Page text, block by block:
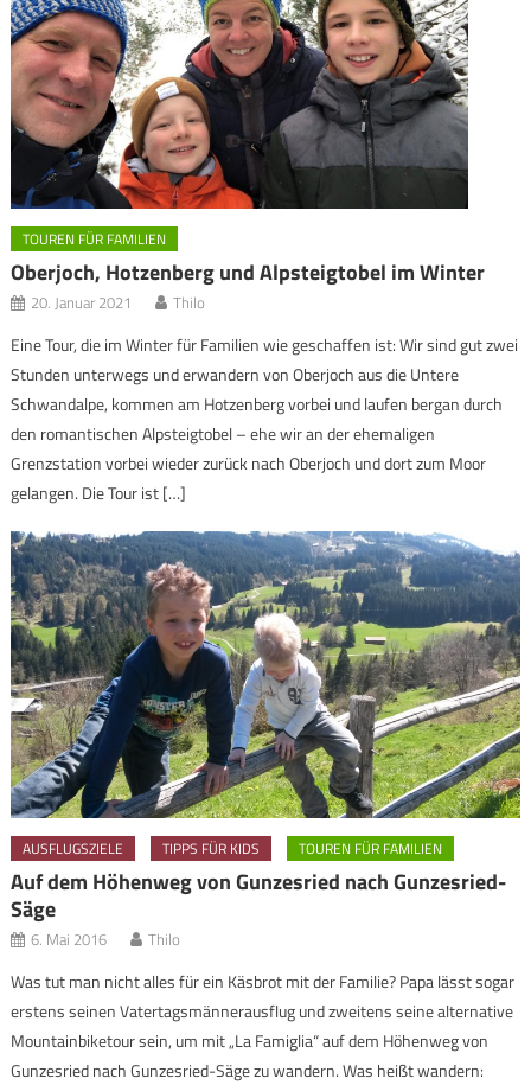
TOUREN FÜR FAMILIEN
Oberjoch, Hotzenberg und Alpsteigtobel im Winter
20. Januar 2021 Thilo
Eine Tour, die im Winter für Familien wie geschaffen ist: Wir sind gut zwei
Stunden unterwegs und erwandern von Oberjoch aus die Untere
Schwandalpe, kommen am Hotzenberg vorbei und laufen bergan durch
den romantischen Alpsteigtobel – ehe wir an der ehemaligen
Grenzstation vorbei wieder zurück nach Oberjoch und dort zum Moor
gelangen. Die Tour ist […]
AUSFLUGSZIELE TIPPS FÜR KIDS TOUREN FÜR FAMILIEN
Auf dem Höhenweg von Gunzesried nach Gunzesried-
Säge
6. Mai 2016 Thilo
Was tut man nicht alles für ein Käsbrot mit der Familie? Papa lässt sogar
erstens seinen Vatertagsmännerausflug und zweitens seine alternative
Mountainbiketour sein, um mit „La Famiglia“ auf dem Höhenweg von
Gunzesried nach Gunzesried-Säge zu wandern. Was heißt wandern: